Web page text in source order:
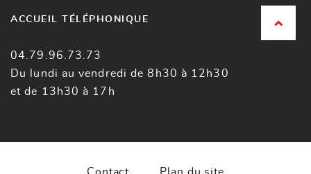
ACCUEIL TÉLÉPHONIQUE
04.79.96.73.73
Du lundi au vendredi de 8h30 à 12h30
et de 13h30 à 17h